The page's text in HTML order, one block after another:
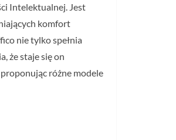
Intelektualnej. Jest
komfort
nie tylko spełnia
że staje się on
różne modele